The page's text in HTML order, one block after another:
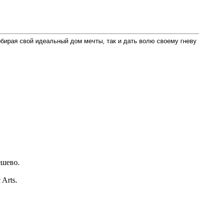
свой идеальный дом мечты, так и дать волю своему гневу
Arts.